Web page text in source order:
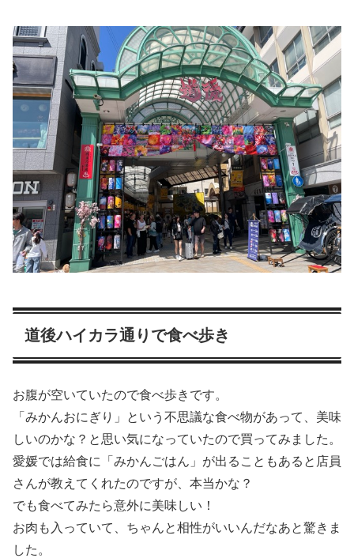
道後ハイカラ通りで食べ歩き
お腹が空いていたので食べ歩きです。
「みかんおにぎり」という不思議な食べ物があって、美味
しいのかな？と思い気になっていたので買ってみました。
愛媛では給食に「みかんごはん」が出ることもあると店員
さんが教えてくれたのですが、本当かな？
でも食べてみたら意外に美味しい！
お肉も入っていて、ちゃんと相性がいいんだなあと驚きま
した。